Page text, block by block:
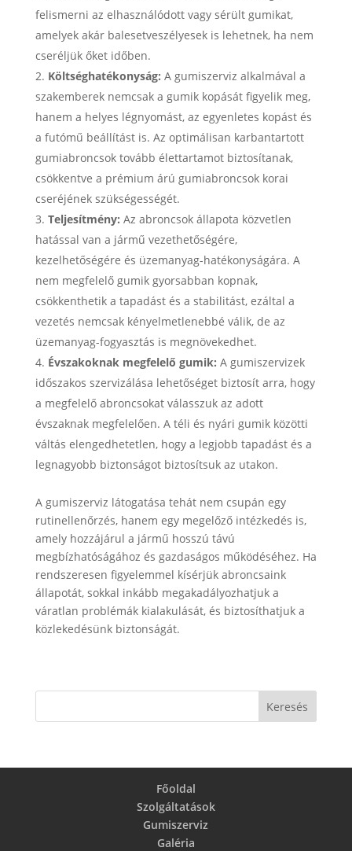
felismerni az elhasználódott vagy sérült gumikat,
amelyek akár balesetveszélyesek is lehetnek, ha nem
cseréljük őket időben.
Költséghatékonyság: A gumiszerviz alkalmával a
szakemberek nemcsak a gumik kopását figyelik meg,
hanem a helyes légnyomást, az egyenletes kopást és
a futómű beállítást is. Az optimálisan karbantartott
gumiabroncsok tovább élettartamot biztosítanak,
csökkentve a prémium árú gumiabroncsok korai
cseréjének szükségességét.
Teljesítmény: Az abroncsok állapota közvetlen
hatással van a jármű vezethetőségére,
kezelhetőségére és üzemanyag-hatékonyságára. A
nem megfelelő gumik gyorsabban kopnak,
csökkenthetik a tapadást és a stabilitást, ezáltal a
vezetés nemcsak kényelmetlenebbé válik, de az
üzemanyag-fogyasztás is megnövekedhet.
Évszakoknak megfelelő gumik: A gumiszervizek
időszakos szervizálása lehetőséget biztosít arra, hogy
a megfelelő abroncsokat válasszuk az adott
évszaknak megfelelően. A téli és nyári gumik közötti
váltás elengedhetetlen, hogy a legjobb tapadást és a
legnagyobb biztonságot biztosítsuk az utakon.
A gumiszerviz látogatása tehát nem csupán egy
rutinellenőrzés, hanem egy megelőző intézkedés is,
amely hozzájárul a jármű hosszú távú
megbízhatóságához és gazdaságos működéséhez. Ha
rendszeresen figyelemmel kísérjük abroncsaink
állapotát, sokkal inkább megakadályozhatjuk a
váratlan problémák kialakulását, és biztosíthatjuk a
közlekedésünk biztonságát.
Főoldal
Szolgáltatások
Gumiszerviz
Galéria